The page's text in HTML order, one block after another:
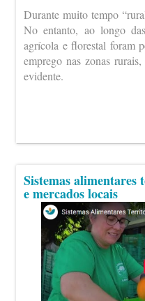
Durante muito tempo
No entanto, ao longo
agrícola e florestal foram
emprego nas zonas
evidente.
Sistemas
e mercados locais